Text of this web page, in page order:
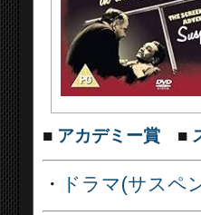
■ アカデミー賞 ■
・ ドラマ(サスペ